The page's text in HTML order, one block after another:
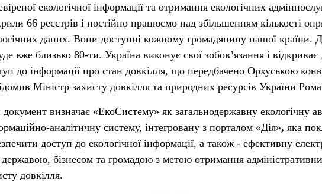
екологічної інформації та отримання екологічних
66 реєстрів і постійно працюємо над збільшенням кількості
даних. Вони доступні кожному громадянину нашої країни.
вже близько 80-ти. Україна виконує свої зобов’язання і
до інформації про стан довкілля, що передбачено Орхуською
Міністр захисту довкілля та природних ресурсів України
визначає «ЕкоСистему» як загальнодержавну екологічну
аналітичну систему, інтегровану з порталом «Дія», яка
доступ до екологічної інформації, а також - ефективну
бізнесом та громадою з метою отримання
довкілля.